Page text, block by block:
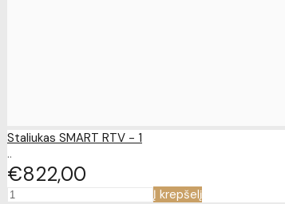
Staliukas SMART RTV - 1
..
€82200
Į krepšelį